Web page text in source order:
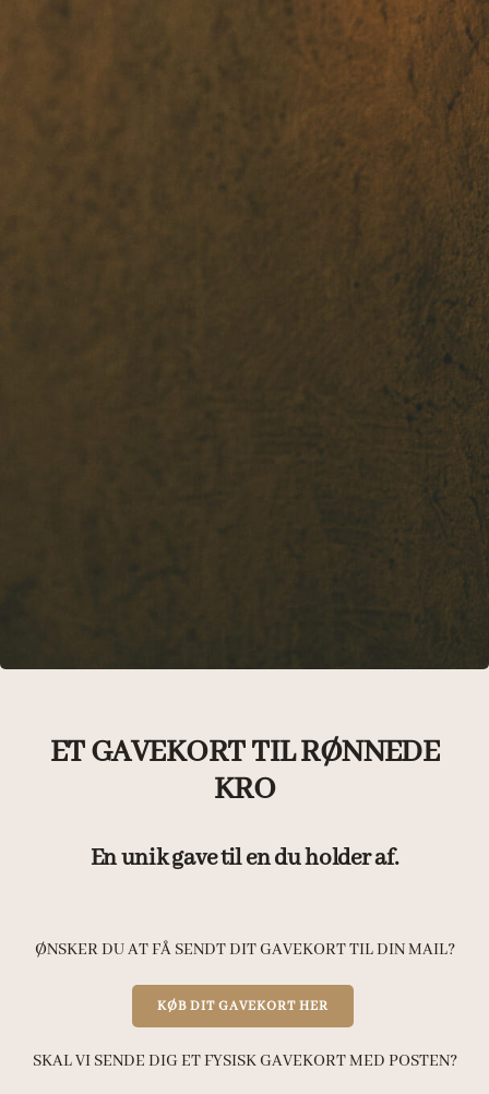
ET GAVEKORT TIL RØNNEDE
KRO
En unik gave til en du holder af.
ØNSKER DU AT FÅ SENDT DIT GAVEKORT TIL DIN MAIL?
KØB DIT GAVEKORT HER
SKAL VI SENDE DIG ET FYSISK GAVEKORT MED POSTEN?